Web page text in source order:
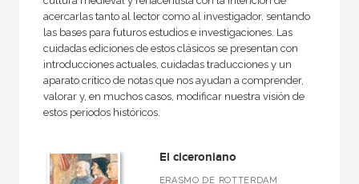
MATERIAS
Actual
Teatro
Moderna
acercarlas tanto al lector como al investigador, sentando
las bases para futuros estudios e investigaciones. Las
cuidadas ediciones de estos clásicos se presentan con
introducciones actuales, cuidadas traducciones y un
aparato crítico de notas que nos ayudan a comprender,
valorar y, en muchos casos, modificar nuestra visión de
estos periodos históricos.
El ciceroniano
ERASMO DE ROTTERDAM